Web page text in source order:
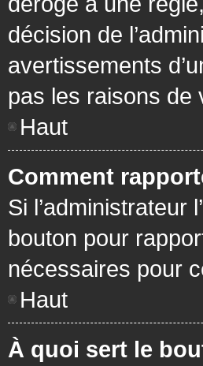
décision de
avertissements
pas les raisons de
Haut
Comment
Si l’administrateur
bouton pour
nécessaires pour
Haut
À quoi sert le